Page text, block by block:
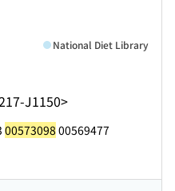
J1150>
National Diet Library
00573098 00569477